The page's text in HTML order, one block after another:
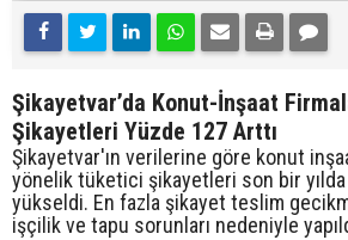
Şikayetvar’da Konut-İnşaat
Şikayetleri Yüzde 127 Arttı
Şikayetvar'ın verilerine göre konut
yönelik tüketici şikayetleri son bir
yükseldi. En fazla şikayet teslim
işçilik ve tapu sorunları nedeniyle